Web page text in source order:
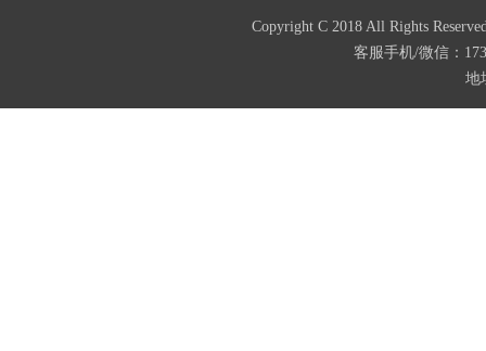
Copyright C 2018 All Rights
客服手机/微信：
地